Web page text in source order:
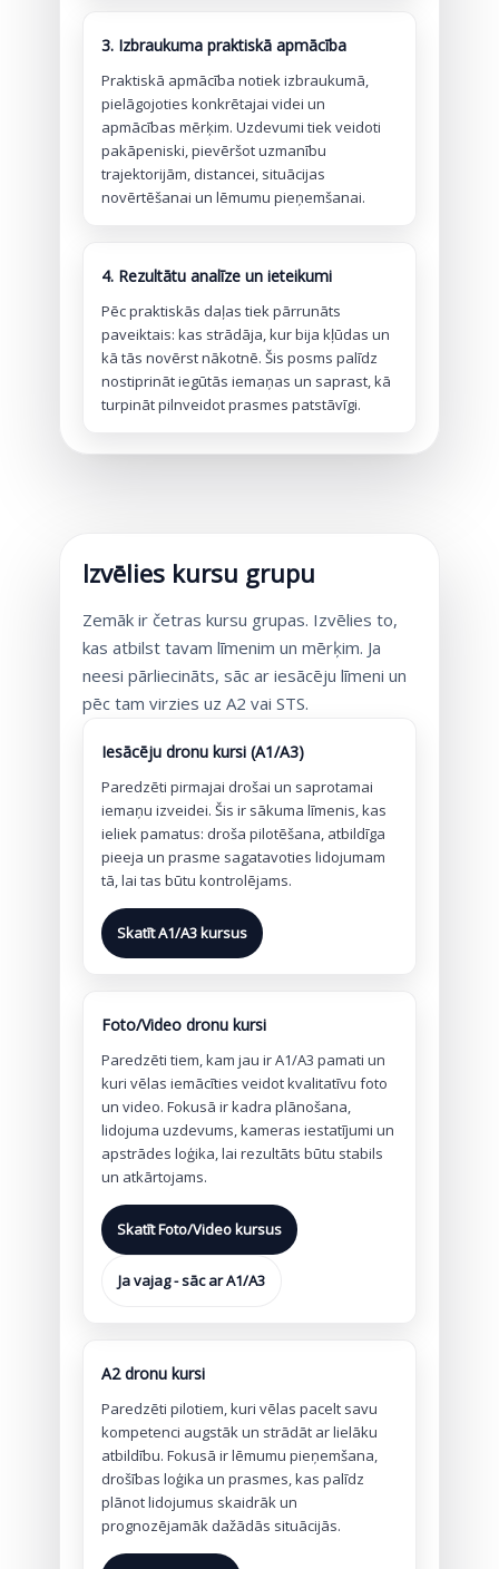
3. Izbraukuma praktiskā apmācība
Praktiskā apmācība notiek izbraukumā,
pielāgojoties konkrētajai videi un
apmācības mērķim. Uzdevumi tiek veidoti
pakāpeniski, pievēršot uzmanību
trajektorijām, distancei, situācijas
novērtēšanai un lēmumu pieņemšanai.
4. Rezultātu analīze un ieteikumi
Pēc praktiskās daļas tiek pārrunāts
paveiktais: kas strādāja, kur bija kļūdas un
kā tās novērst nākotnē. Šis posms palīdz
nostiprināt iegūtās iemaņas un saprast, kā
turpināt pilnveidot prasmes patstāvīgi.
Izvēlies kursu grupu
Zemāk ir četras kursu grupas. Izvēlies to,
kas atbilst tavam līmenim un mērķim. Ja
neesi pārliecināts, sāc ar iesācēju līmeni un
pēc tam virzies uz A2 vai STS.
Iesācēju dronu kursi (A1/A3)
Paredzēti pirmajai drošai un saprotamai
iemaņu izveidei. Šis ir sākuma līmenis, kas
ieliek pamatus: droša pilotēšana, atbildīga
pieeja un prasme sagatavoties lidojumam
tā, lai tas būtu kontrolējams.
Skatīt A1/A3 kursus
Foto/Video dronu kursi
Paredzēti tiem, kam jau ir A1/A3 pamati un
kuri vēlas iemācīties veidot kvalitatīvu foto
un video. Fokusā ir kadra plānošana,
lidojuma uzdevums, kameras iestatījumi un
apstrādes loģika, lai rezultāts būtu stabils
un atkārtojams.
Skatīt Foto/Video kursus
Ja vajag - sāc ar A1/A3
A2 dronu kursi
Paredzēti pilotiem, kuri vēlas pacelt savu
kompetenci augstāk un strādāt ar lielāku
atbildību. Fokusā ir lēmumu pieņemšana,
drošības loģika un prasmes, kas palīdz
plānot lidojumus skaidrāk un
prognozējamāk dažādās situācijās.